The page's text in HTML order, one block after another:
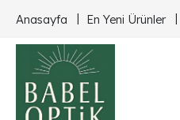
Anasayfa En Yeni Ürünler